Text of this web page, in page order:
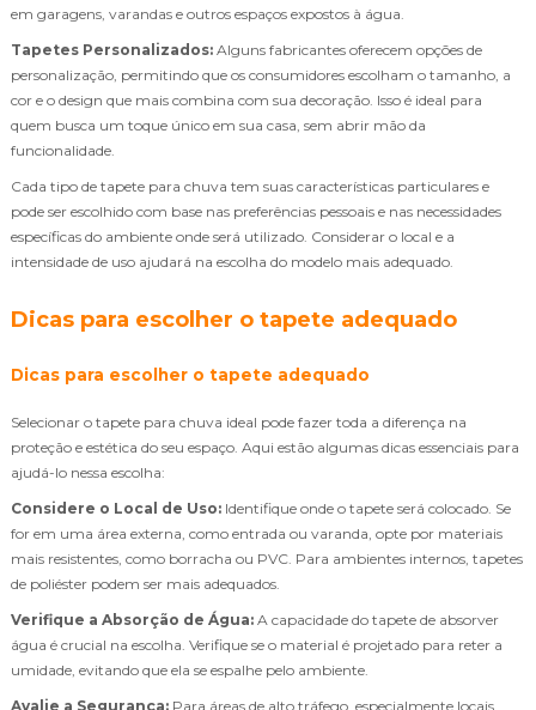
em garagens, varandas e outros espaços expostos à água.
Tapetes Personalizados: Alguns fabricantes oferecem opções de
personalização, permitindo que os consumidores escolham o tamanho, a
cor e o design que mais combina com sua decoração. Isso é ideal para
quem busca um toque único em sua casa, sem abrir mão da
funcionalidade.
Cada tipo de tapete para chuva tem suas características particulares e
pode ser escolhido com base nas preferências pessoais e nas necessidades
específicas do ambiente onde será utilizado. Considerar o local e a
intensidade de uso ajudará na escolha do modelo mais adequado.
Dicas para escolher o tapete adequado
Dicas para escolher o tapete adequado
Selecionar o tapete para chuva ideal pode fazer toda a diferença na
proteção e estética do seu espaço. Aqui estão algumas dicas essenciais para
ajudá-lo nessa escolha:
Considere o Local de Uso: Identifique onde o tapete será colocado. Se
for em uma área externa, como entrada ou varanda, opte por materiais
mais resistentes, como borracha ou PVC. Para ambientes internos, tapetes
de poliéster podem ser mais adequados.
Verifique a Absorção de Água: A capacidade do tapete de absorver
água é crucial na escolha. Verifique se o material é projetado para reter a
umidade, evitando que ela se espalhe pelo ambiente.
Avalie a Segurança: Para áreas de alto tráfego, especialmente locais